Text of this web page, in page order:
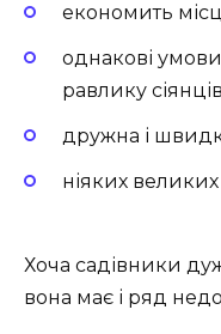
економить
однакові
равлику
дружна і
ніяких
Хоча садівники
вона має і ряд